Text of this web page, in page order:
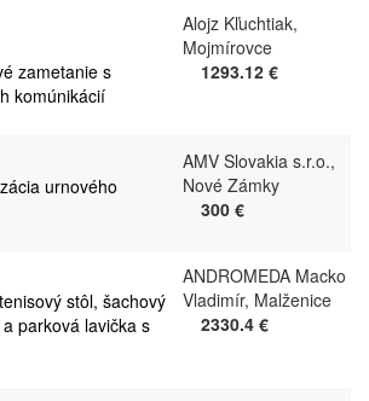
zametanie s
komúnikácií
Alojz Kľuchtiak,
Mojmírovce
1293.12 €
urnového
AMV Slovakia s.r.o.,
Nové Zámky
300 €
stôl, šachový
parková lavička s
ANDROMEDA Macko
Vladimír, Malženice
2330.4 €